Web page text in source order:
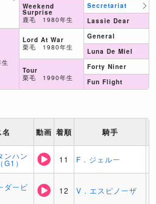
Weekend
Surprise
鹿毛 1980年生
Lord At War
栗毛 1980年生
Tour
栗毛 1990年生
Secretariat
Lassie Dear
General
Luna De Miel
Forty Niner
Fun Flight
動画 着順 騎手
ンハン
G1） 11 F．ジェルー
ダービ 12 V．エスピノーザ